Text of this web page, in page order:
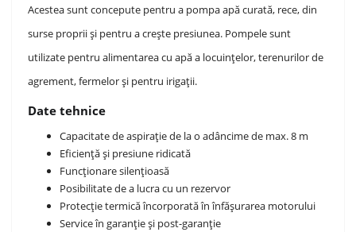
Acestea sunt concepute pentru a pompa apă curată, rece, din
surse proprii și pentru a crește presiunea. Pompele sunt
utilizate pentru alimentarea cu apă a locuințelor, terenurilor de
agrement, fermelor și pentru irigații.
Date tehnice
Capacitate de aspirație de la o adâncime de max. 8 m
Eficiență și presiune ridicată
Funcționare silențioasă
Posibilitate de a lucra cu un rezervor
Protecție termică încorporată în înfășurarea motorului
Service în garanție și post-garanție